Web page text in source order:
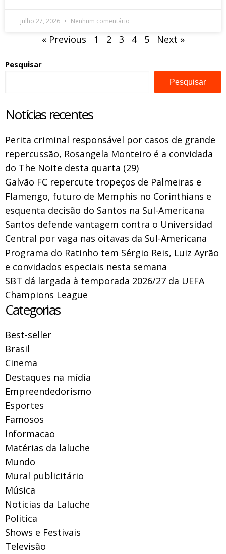
julho 27, 2026 Nenhum comentário
« Previous 1 2 3 4 5 Next »
Pesquisar
Pesquisar
Notícias recentes
Perita criminal responsável por casos de grande
repercussão, Rosangela Monteiro é a convidada
do The Noite desta quarta (29)
Galvão FC repercute tropeços de Palmeiras e
Flamengo, futuro de Memphis no Corinthians e
esquenta decisão do Santos na Sul-Americana
Santos defende vantagem contra o Universidad
Central por vaga nas oitavas da Sul-Americana
Programa do Ratinho tem Sérgio Reis, Luiz Ayrão
e convidados especiais nesta semana
SBT dá largada à temporada 2026/27 da UEFA
Champions League
Categorias
Best-seller
Brasil
Cinema
Destaques na mídia
Empreendedorismo
Esportes
Famosos
Informacao
Matérias da laluche
Mundo
Mural publicitário
Música
Noticias da Laluche
Politica
Shows e Festivais
Televisão